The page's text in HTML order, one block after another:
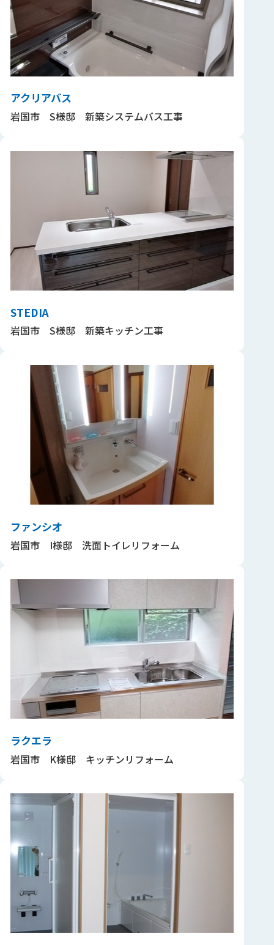
アクリアバス
岩国市 S様邸 新築システムバス工事
STEDIA
岩国市 S様邸 新築キッチン工事
ファンシオ
岩国市 I様邸 洗面トイレリフォーム
ラクエラ
岩国市 K様邸 キッチンリフォーム